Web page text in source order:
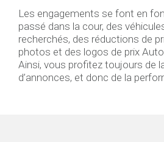
Les engagements se font en
passé dans la cour, des
recherchés, des réductions de
photos et des logos de prix
Ainsi, vous profitez toujours de
d’annonces, et donc de la